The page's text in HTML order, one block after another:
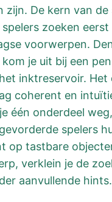
De kern van
zoeken
voorwerpen.
je uit bij een
inktreservoir. Het
coherent en
één onderdeel
spelers
op tastbare
verklein je de
aanvullende hints.